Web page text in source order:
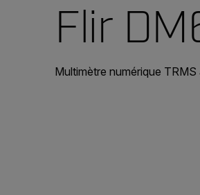
Flir
Multimètre numérique